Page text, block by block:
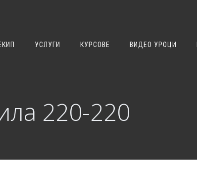
УСЛУГИ КУРСОВЕ ВИДЕО УРОЦИ
220-220